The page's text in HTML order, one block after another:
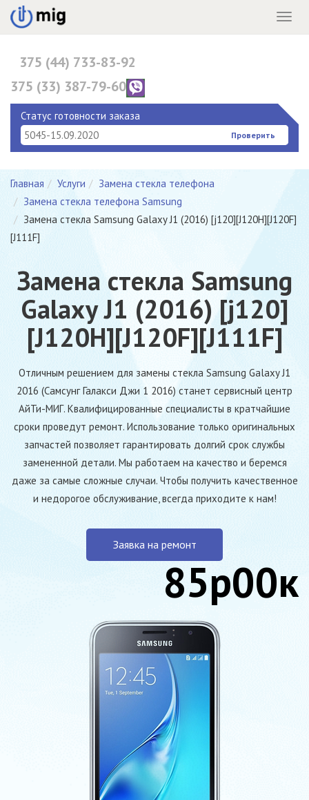
Menu
375 (44) 733-83-92
375 (33) 387-79-60
375 (17) 396-10-82
Статус готовности заказа
Проверить
Главная Услуги
Замена стекла телефона
Замена стекла телефона Samsung
Замена стекла Samsung Galaxy J1 (2016) [j120][J120H][J120F]
[J111F]
Замена стекла Samsung
Galaxy J1 (2016) [j120]
[J120H][J120F][J111F]
Отличным решением для замены стекла Samsung Galaxy J1
2016 (Самсунг Галакси Джи 1 2016) станет сервисный центр
АйТи-МИГ. Квалифицированные специалисты в кратчайшие
сроки проведут ремонт. Использование только оригинальных
запчастей позволяет гарантировать долгий срок службы
замененной детали. Мы работаем на качество и беремся
даже за самые сложные случаи. Чтобы получить качественное
и недорогое обслуживание, всегда приходите к нам!
Заявка на ремонт
85р00к